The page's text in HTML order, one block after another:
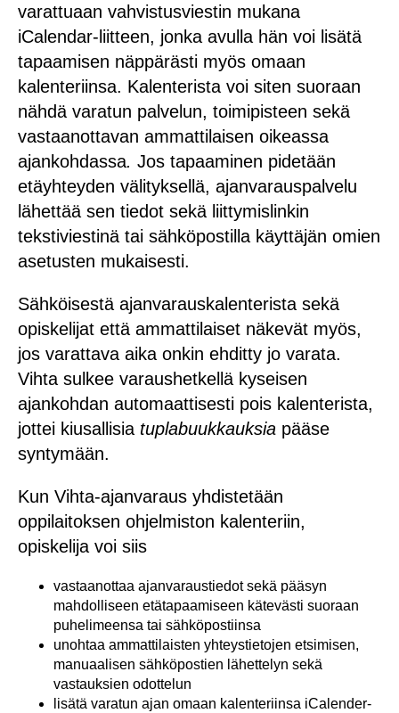
varattuaan vahvistusviestin mukana
iCalendar-liitteen, jonka avulla hän voi lisätä
tapaamisen näppärästi myös omaan
kalenteriinsa. Kalenterista voi siten suoraan
nähdä varatun palvelun, toimipisteen sekä
vastaanottavan ammattilaisen oikeassa
ajankohdassa. Jos tapaaminen pidetään
etäyhteyden välityksellä, ajanvarauspalvelu
lähettää sen tiedot sekä liittymislinkin
tekstiviestinä tai sähköpostilla käyttäjän omien
asetusten mukaisesti.
Sähköisestä ajanvarauskalenterista sekä
opiskelijat että ammattilaiset näkevät myös,
jos varattava aika onkin ehditty jo varata.
Vihta sulkee varaushetkellä kyseisen
ajankohdan automaattisesti pois kalenterista,
jottei kiusallisia tuplabuukkauksia pääse
syntymään.
Kun Vihta-ajanvaraus yhdistetään
oppilaitoksen ohjelmiston kalenteriin,
opiskelija voi siis
vastaanottaa ajanvaraustiedot sekä pääsyn
mahdolliseen etätapaamiseen kätevästi suoraan
puhelimeensa tai sähköpostiinsa
unohtaa ammattilaisten yhteystietojen etsimisen,
manuaalisen sähköpostien lähettelyn sekä
vastauksien odottelun
lisätä varatun ajan omaan kalenteriinsa iCalender-